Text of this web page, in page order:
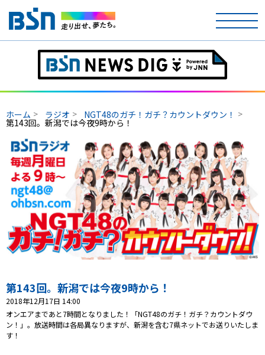
ホーム
テレビ
ラジオ
アナウンサー
イベント
ニュース
天気
コンテンツ・アプリ
キッズ ケンジュ 愛の募金
ホーム ラジオ NGT48のガチ！ガチ？カウントダウン！
第143回。新潟では今夜9時から！
第143回。新潟では今夜9時から！
2018年12月17日 14:00
オンエアまであと7時間となりました！「NGT48のガチ！ガチ？カウントダウ
ン！」。放送時間は各局異なりますが、新潟を含む7県ネットでお送りいたしま
す！